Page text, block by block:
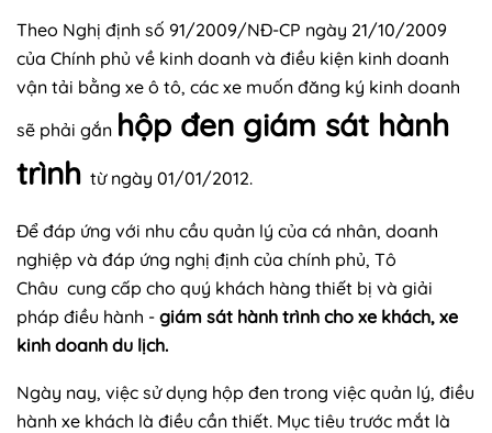
Theo Nghị định số 91/2009/NĐ-CP ngày 21/10/2009
của Chính phủ về kinh doanh và điều kiện kinh doanh
vận tải bằng xe ô tô, các xe muốn đăng ký kinh doanh
sẽ phải gắn hộp đen giám sát hành
trình từ ngày 01/01/2012.
Để đáp ứng với nhu cầu quản lý của cá nhân, doanh
nghiệp và đáp ứng nghị định của chính phủ, Tô
Châu cung cấp cho quý khách hàng thiết bị và giải
pháp điều hành - giám sát hành trình cho xe khách, xe
kinh doanh du lịch.
Ngày nay, việc sử dụng hộp đen trong việc quản lý, điều
hành xe khách là điều cần thiết. Mục tiêu trước mắt là